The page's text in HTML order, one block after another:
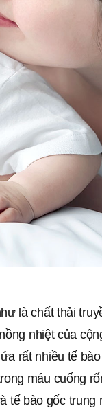
là chất thải
nhiệt của
rất nhiều tế
máu cuống
tế bào gốc trung